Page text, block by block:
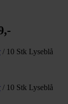
/ 10 Stk Lyseblå
/ 10 Stk Lyseblå